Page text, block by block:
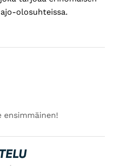
olosuhteissa.